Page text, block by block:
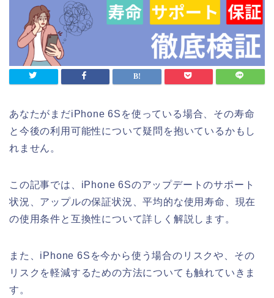
あなたがまだiPhone 6Sを使っている場合、その寿命
と今後の利用可能性について疑問を抱いているかもし
れません。
この記事では、iPhone 6Sのアップデートのサポート
状況、アップルの保証状況、平均的な使用寿命、現在
の使用条件と互換性について詳しく解説します。
また、iPhone 6Sを今から使う場合のリスクや、その
リスクを軽減するための方法についても触れていきま
す。